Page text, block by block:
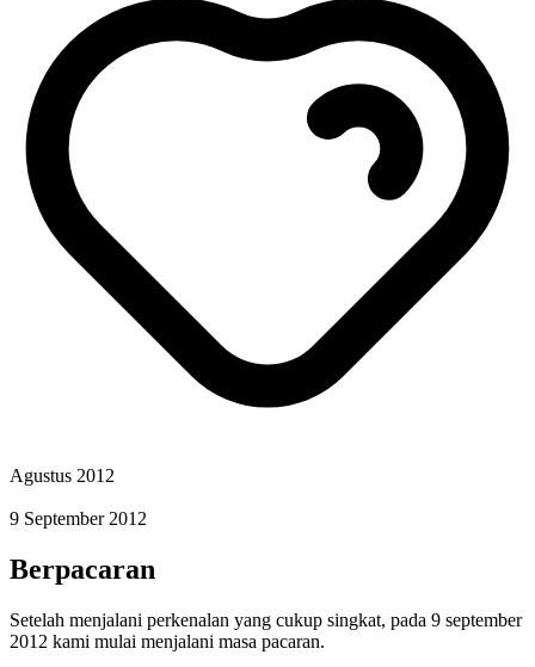
Agustus 2012
9 September 2012
Berpacaran
Setelah menjalani perkenalan yang cukup singkat, pada 9 september
2012 kami mulai menjalani masa pacaran.